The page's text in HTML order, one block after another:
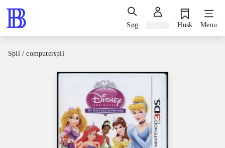
Søg Husk Menu
Spil / computerspil